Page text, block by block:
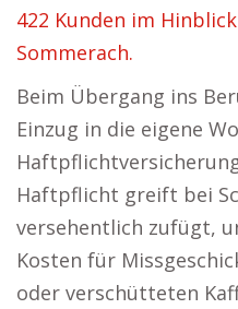
422 Kunden im
Sommerach.
Beim Übergang ins
Einzug in die eigene
Haftpflicht greift bei
versehentlich zufügt,
Kosten für
oder verschütteten